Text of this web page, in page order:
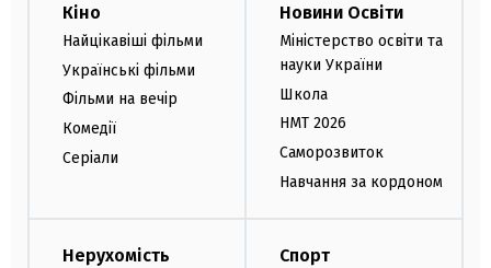
Кіно
Найцікавіші фільми
Українські фільми
Фільми на вечір
Комедії
Серіали
Новини Освіти
Міністерство освіти та
науки України
Школа
НМТ 2026
Саморозвиток
Навчання за кордоном
Нерухомість Спорт